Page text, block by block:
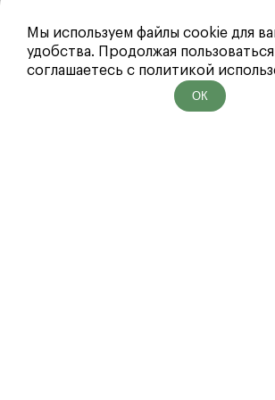
Мы используем файлы cookie для
удобства. Продолжая
соглашаетесь с политикой
ОК